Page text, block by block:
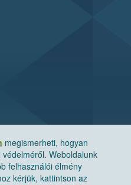
megismerheti, hogyan
Weboldalunk
felhasználói élmény
kérjük, kattintson az